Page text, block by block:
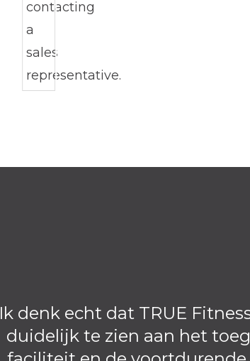
Ik denk echt dat TRUE
duidelijk te zien aan het